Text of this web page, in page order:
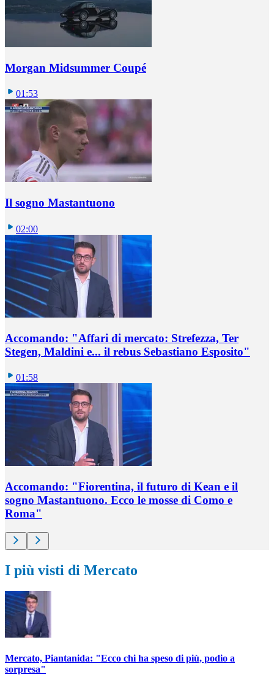
Morgan Midsummer Coupé
01:53
Il sogno Mastantuono
02:00
Accomando: "Affari di mercato: Strefezza, Ter
Stegen, Maldini e... il rebus Sebastiano Esposito"
01:58
Accomando: "Fiorentina, il futuro di Kean e il
sogno Mastantuono. Ecco le mosse di Como e
Roma"
I più visti di Mercato
Mercato, Piantanida: "Ecco chi ha speso di più, podio a
sorpresa"